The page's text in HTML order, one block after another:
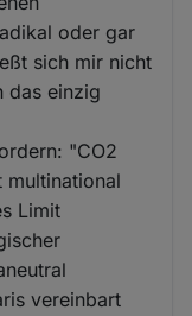
oder gar
sich mir nicht
das einzig
"CO2
Limit
vereinbart